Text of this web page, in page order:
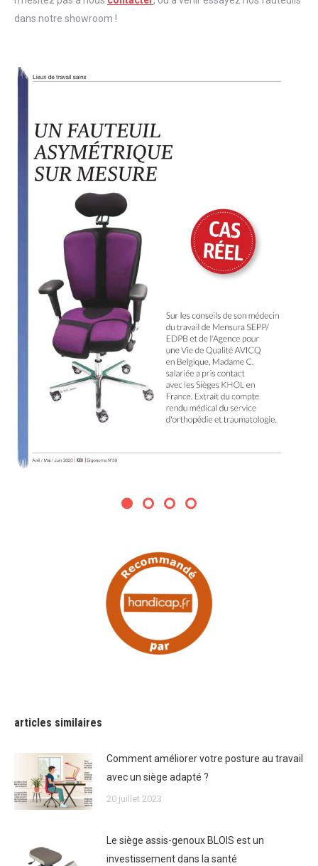
dans notre showroom !
articles similaires
Comment améliorer votre posture au travail
avec un siège adapté ?
20 juillet 2023
Le siège assis-genoux BLOIS est un
investissement dans la santé